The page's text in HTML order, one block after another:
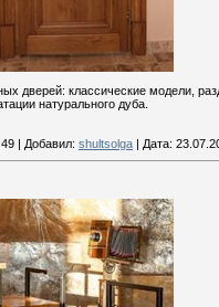
дверей: классические модели,
натурального дуба.
49 | Добавил: shultsolga | Дата: